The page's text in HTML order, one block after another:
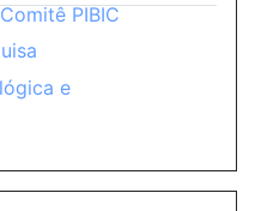
Comitê PIBIC
e